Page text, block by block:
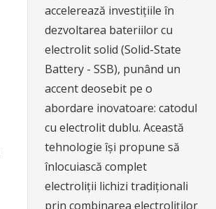
accelerează investițiile în
dezvoltarea bateriilor cu
electrolit solid (Solid-State
Battery - SSB), punând un
accent deosebit pe o
abordare inovatoare: catodul
cu electrolit dublu. Această
tehnologie își propune să
înlocuiască complet
electroliții lichizi tradiționali
prin combinarea electroliților